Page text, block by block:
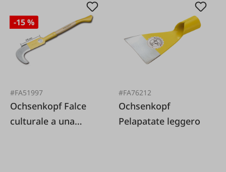
-15 %
#FA51997
Ochsenkopf Falce
culturale a una
#FA76212
Ochsenkopf
Pelapatate leggero